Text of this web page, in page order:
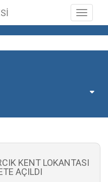
Toggle
KENT LOKANTASI
AÇILDI